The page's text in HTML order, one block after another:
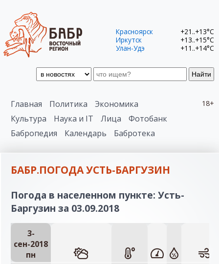
Найти
Красноярск
+21..+13°C
Иркутск
+13..+15°C
Улан-Удэ
+11..+14°C
18+
Главная Политика
Экономика
Культура
Наука и IT Лица
Фотобанк
Бабропедия
Календарь Бабротека
БАБР.ПОГОДА УСТЬ-БАРГУЗИН
Погода в населенном пункте: Усть-
Баргузин за 03.09.2018
3-
сен-2018
пн